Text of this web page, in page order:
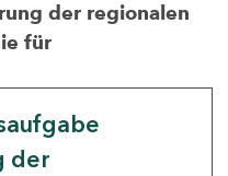
der regionalen
für
der